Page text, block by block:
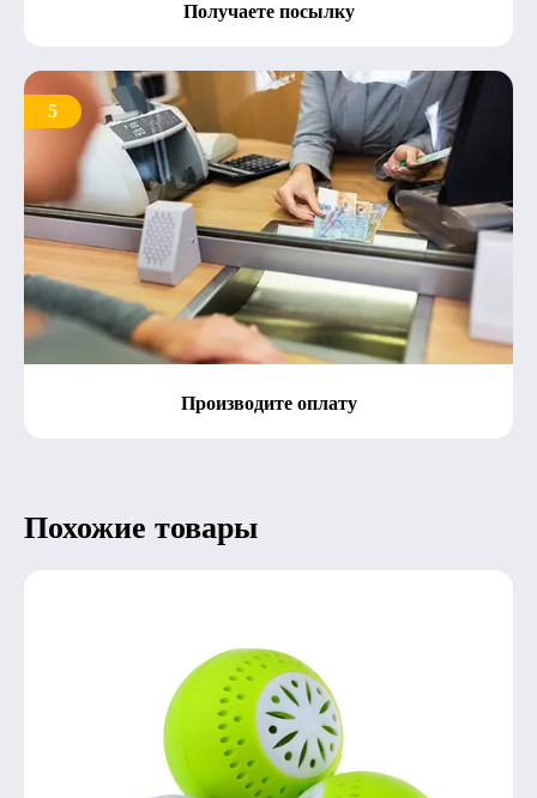
Получаете посылку
5
Производите оплату
Похожие товары